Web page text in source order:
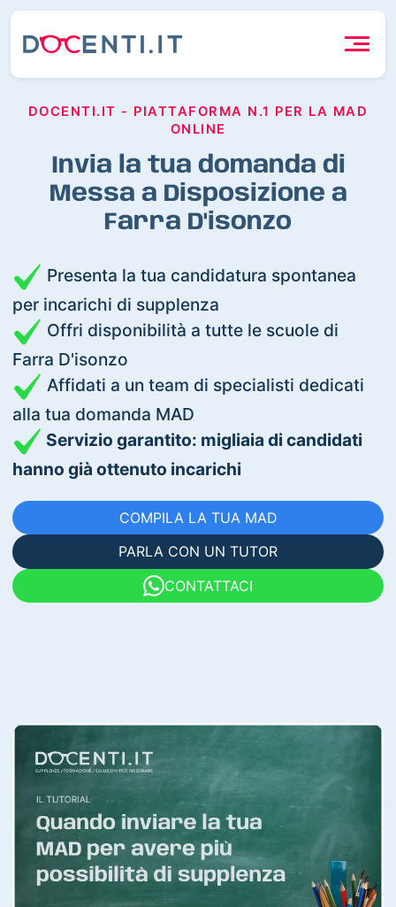
DOCENTI.IT - PIATTAFORMA N.1 PER LA MAD
ONLINE
Invia la tua domanda di
Messa a Disposizione a
Farra D'isonzo
Presenta la tua candidatura spontanea
per incarichi di supplenza
Offri disponibilità a tutte le scuole di
Farra D'isonzo
Affidati a un team di specialisti dedicati
alla tua domanda MAD
Servizio garantito: migliaia di candidati
hanno già ottenuto incarichi
COMPILA LA TUA MAD
PARLA CON UN TUTOR
CONTATTACI